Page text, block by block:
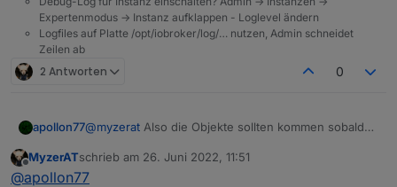
und beim nächsten mal wieder nicht! Momentan,
auch wenn ich mehrmals die Instanz starte,
funktioniert es ohne Probleme
Expertenmodus -> Instanz aufklappen - Loglevel ändern
Logfiles auf Platte /opt/iobroker/log/… nutzen, Admin schneidet
Zeilen ab
2 Antworten 0
apollon77@myzerat
Offline
MyzerATschrieb am 26. Juni 2022, 11:51
zuletzt editiert von
@apollon77